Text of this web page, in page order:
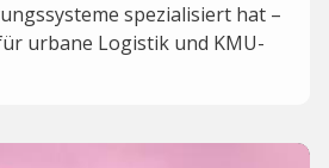
spezialisiert hat –
urbane Logistik und KMU-